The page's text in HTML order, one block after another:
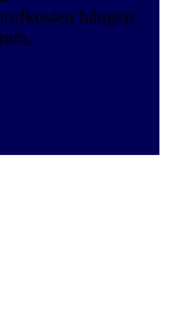
hängen